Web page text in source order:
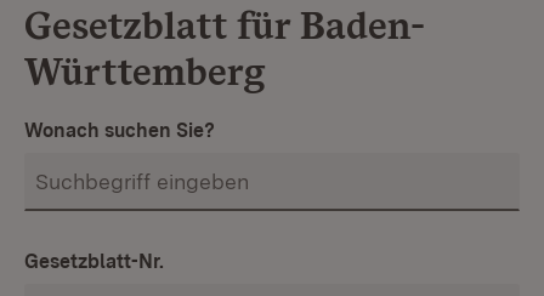
Gesetzblatt für Baden-
Württemberg
Wonach suchen Sie?
Gesetzblatt-Nr.